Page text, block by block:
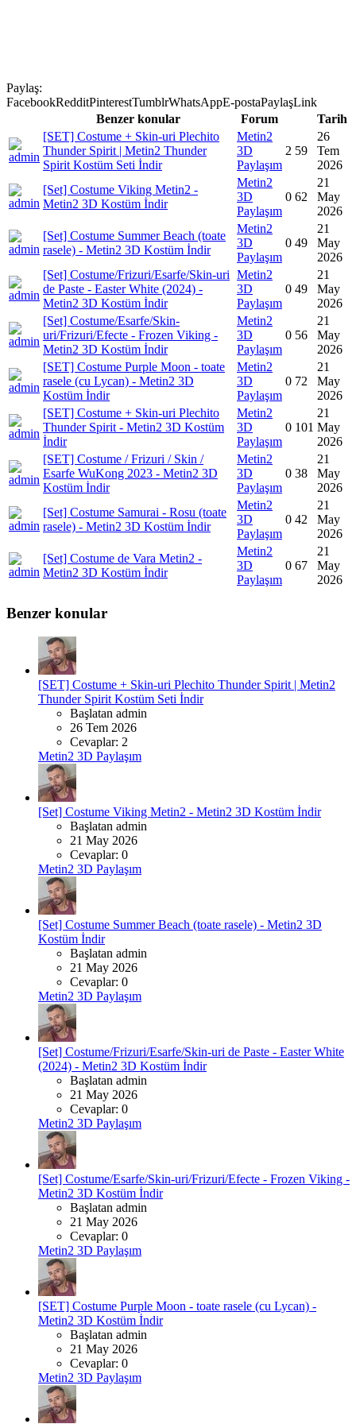
Paylaş:
FacebookRedditPinterestTumblrWhatsAppE-postaPaylaşLink
Benzer konular
Forum
Tarih
[SET] Costume + Skin-uri Plechito
Thunder Spirit | Metin2 Thunder
Spirit Kostüm Seti İndir
Metin2
3D
Paylaşım
2 59
26
Tem
2026
[Set] Costume Viking Metin2 -
Metin2 3D Kostüm İndir
Metin2
3D
Paylaşım
0 62
21
May
2026
[Set] Costume Summer Beach (toate
rasele) - Metin2 3D Kostüm İndir
Metin2
3D
Paylaşım
0 49
21
May
2026
[Set] Costume/Frizuri/Esarfe/Skin-uri
de Paste - Easter White (2024) -
Metin2 3D Kostüm İndir
Metin2
3D
Paylaşım
0 49
21
May
2026
[Set] Costume/Esarfe/Skin-
uri/Frizuri/Efecte - Frozen Viking -
Metin2 3D Kostüm İndir
Metin2
3D
Paylaşım
0 56
21
May
2026
[SET] Costume Purple Moon - toate
rasele (cu Lycan) - Metin2 3D
Kostüm İndir
Metin2
3D
Paylaşım
0 72
21
May
2026
[SET] Costume + Skin-uri Plechito
Thunder Spirit - Metin2 3D Kostüm
İndir
Metin2
3D
Paylaşım
0 101
21
May
2026
[SET] Costume / Frizuri / Skin /
Esarfe WuKong 2023 - Metin2 3D
Kostüm İndir
Metin2
3D
Paylaşım
0 38
21
May
2026
[Set] Costume Samurai - Rosu (toate
rasele) - Metin2 3D Kostüm İndir
Metin2
3D
Paylaşım
0 42
21
May
2026
[Set] Costume de Vara Metin2 -
Metin2 3D Kostüm İndir
Metin2
3D
Paylaşım
0 67
21
May
2026
Benzer konular
[SET] Costume + Skin-uri Plechito Thunder Spirit | Metin2
Thunder Spirit Kostüm Seti İndir
Başlatan admin
26 Tem 2026
Cevaplar: 2
Metin2 3D Paylaşım
[Set] Costume Viking Metin2 - Metin2 3D Kostüm İndir
Başlatan admin
21 May 2026
Cevaplar: 0
Metin2 3D Paylaşım
[Set] Costume Summer Beach (toate rasele) - Metin2 3D
Kostüm İndir
Başlatan admin
21 May 2026
Cevaplar: 0
Metin2 3D Paylaşım
[Set] Costume/Frizuri/Esarfe/Skin-uri de Paste - Easter White
(2024) - Metin2 3D Kostüm İndir
Başlatan admin
21 May 2026
Cevaplar: 0
Metin2 3D Paylaşım
[Set] Costume/Esarfe/Skin-uri/Frizuri/Efecte - Frozen Viking -
Metin2 3D Kostüm İndir
Başlatan admin
21 May 2026
Cevaplar: 0
Metin2 3D Paylaşım
[SET] Costume Purple Moon - toate rasele (cu Lycan) -
Metin2 3D Kostüm İndir
Başlatan admin
21 May 2026
Cevaplar: 0
Metin2 3D Paylaşım